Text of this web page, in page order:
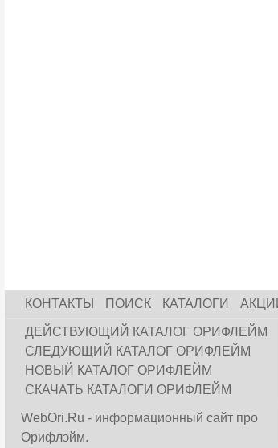
КОНТАКТЫ ПОИСК КАТАЛОГИ
ДЕЙСТВУЮЩИЙ КАТАЛОГ ОРИФЛЕЙМ
СЛЕДУЮЩИЙ КАТАЛОГ ОРИФЛЕЙМ
НОВЫЙ КАТАЛОГ ОРИФЛЕЙМ
СКАЧАТЬ КАТАЛОГИ ОРИФЛЕЙМ
WebOri.Ru - информационный сайт про
Орифлэйм.